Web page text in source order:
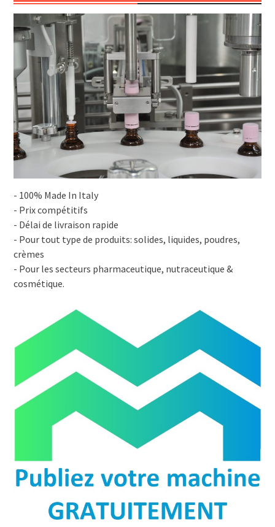
- 100% Made In Italy
- Prix compétitifs
- Délai de livraison rapide
- Pour tout type de produits: solides, liquides, poudres,
crèmes
- Pour les secteurs pharmaceutique, nutraceutique &
cosmétique.